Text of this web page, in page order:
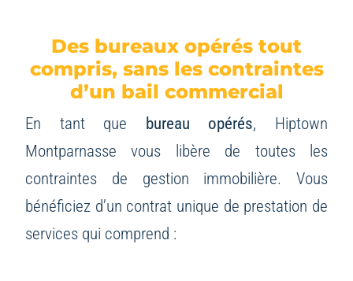
Des bureaux opérés tout
compris, sans les contraintes
d’un bail commercial
En tant que bureau opérés, Hiptown
Montparnasse vous libère de toutes les
contraintes de gestion immobilière. Vous
bénéficiez d’un contrat unique de prestation de
services qui comprend :